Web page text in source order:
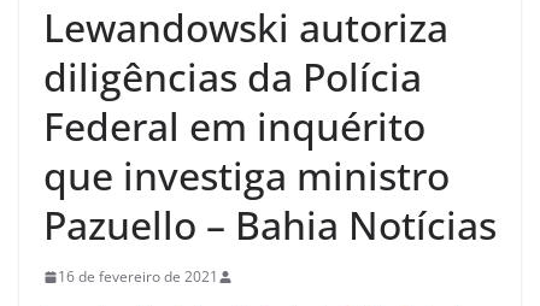
Lewandowski autoriza
diligências da Polícia
Federal em inquérito
que investiga ministro
Pazuello – Bahia Notícias
16 de fevereiro de 2021